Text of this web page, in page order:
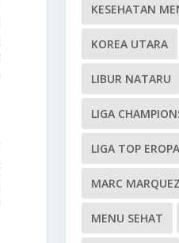
KESEHATAN
KOREA UTARA
LIBUR NATARU
LIGA
LIGA TOP EROPA
MARC MARQUEZ
MENU SEHAT